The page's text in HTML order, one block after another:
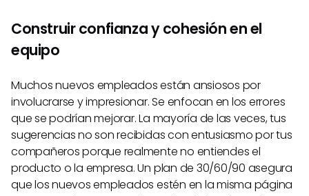
Construir confianza y cohesión en el
equipo
Muchos nuevos empleados están ansiosos por
involucrarse y impresionar. Se enfocan en los errores
que se podrían mejorar. La mayoría de las veces, tus
sugerencias no son recibidas con entusiasmo por tus
compañeros porque realmente no entiendes el
producto o la empresa. Un plan de 30/60/90 asegura
que los nuevos empleados estén en la misma página